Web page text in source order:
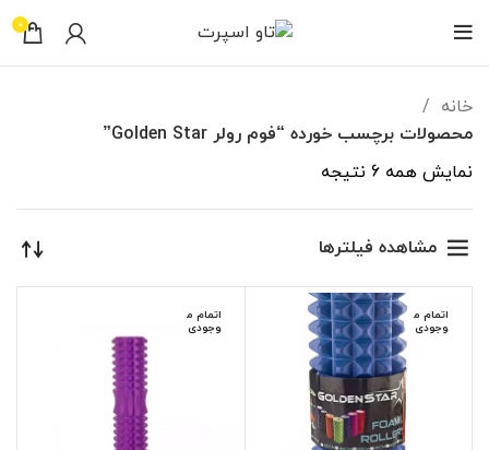
0
خانه
محصولات برچسب خورده “فوم رولر Golden Star”
نمایش همه 6 نتیجه
مشاهده فیلترها
اتمام م
وجودی
اتمام م
وجودی